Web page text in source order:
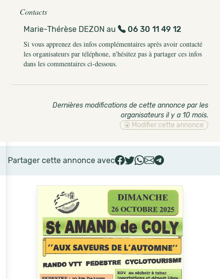
Contacts
Marie-Thérèse DEZON au
06 30 11 49 12
Si vous apprenez des infos complémentaires après avoir contacté
les organisateurs par téléphone, n'hésitez pas à partager ces infos
dans les commentaires ci-dessous.
Dernières modifications de cette annonce par les
organisateurs il y a 10 mois.
Modifier cette annonce
Partager cette annonce avec